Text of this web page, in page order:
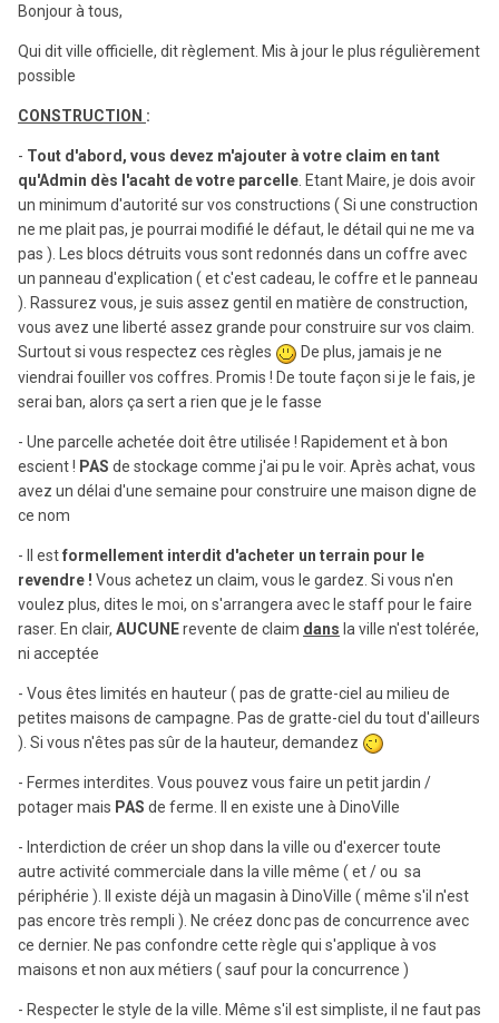
Bonjour à tous,
Qui dit ville officielle, dit règlement. Mis à jour le plus régulièrement
possible
CONSTRUCTION :
- Tout d'abord, vous devez m'ajouter à votre claim en tant
qu'Admin dès l'acaht de votre parcelle. Etant Maire, je dois avoir
un minimum d'autorité sur vos constructions ( Si une construction
ne me plait pas, je pourrai modifié le défaut, le détail qui ne me va
pas ). Les blocs détruits vous sont redonnés dans un coffre avec
un panneau d'explication ( et c'est cadeau, le coffre et le panneau
). Rassurez vous, je suis assez gentil en matière de construction,
vous avez une liberté assez grande pour construire sur vos claim.
Surtout si vous respectez ces règles
De plus, jamais je ne
viendrai fouiller vos coffres. Promis ! De toute façon si je le fais, je
serai ban, alors ça sert a rien que je le fasse
- Une parcelle achetée doit être utilisée ! Rapidement et à bon
escient ! PAS de stockage comme j'ai pu le voir. Après achat, vous
avez un délai d'une semaine pour construire une maison digne de
ce nom
- Il estformellement interdit d'acheter un terrain pour le
revendre ! Vous achetez un claim, vous le gardez. Si vous n'en
voulez plus, dites le moi, on s'arrangera avec le staff pour le faire
raser. En clair, AUCUNErevente de claim dans la ville n'est tolérée,
ni acceptée
- Vous êtes limités en hauteur ( pas de gratte-ciel au milieu de
petites maisons de campagne. Pas de gratte-ciel du tout d'ailleurs
). Si vous n'êtes pas sûr de la hauteur, demandez
- Fermes interdites. Vous pouvez vous faire un petit jardin /
potager mais PAS de ferme. Il en existe une à DinoVille
- Interdiction de créer un shop dans la ville ou d'exercer toute
autre activité commerciale dans la ville même ( et / ou sa
périphérie ). Il existe déjà un magasin à DinoVille ( même s'il n'est
pas encore très rempli ). Ne créez donc pas de concurrence avec
ce dernier. Ne pas confondre cette règle qui s'applique à vos
maisons et non aux métiers ( sauf pour la concurrence )
- Respecter le style de la ville. Même s'il est simpliste, il ne faut pas